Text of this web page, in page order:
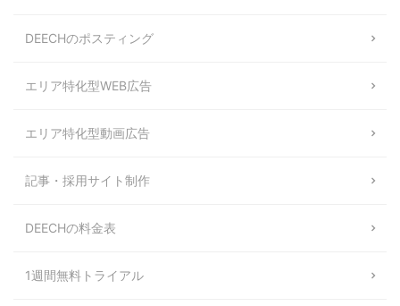
DEECHのポスティング
エリア特化型WEB広告
エリア特化型動画広告
記事・採用サイト制作
DEECHの料金表
1週間無料トライアル